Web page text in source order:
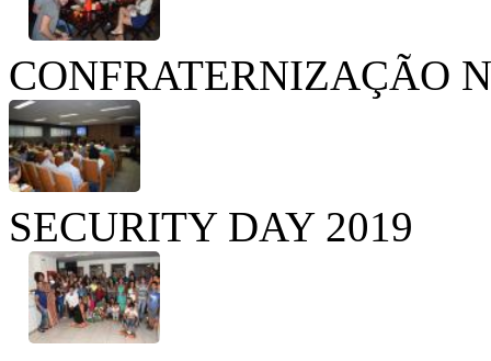
CONFRATERNIZAÇÃO
SECURITY DAY 2019